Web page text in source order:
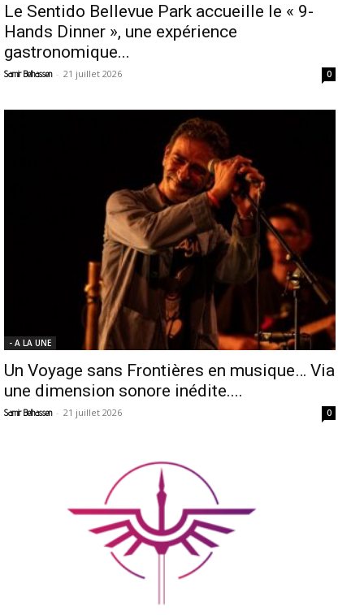
Le Sentido Bellevue Park accueille le « 9-
Hands Dinner », une expérience
gastronomique...
Samir Belhassen - 21 juillet 2026 0
- A LA UNE
Un Voyage sans Frontières en musique… Via
une dimension sonore inédite....
Samir Belhassen - 21 juillet 2026 0